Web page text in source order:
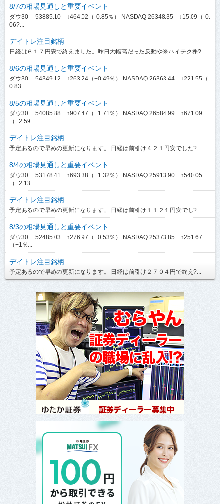
8/7の相場見通しと重要イベント
ダウ30 53885.10 ↓464.02（-0.85％） NASDAQ 26348.35 ↓15.09（-0.
06?...
デイトレ注目銘柄
日経は６１７円安で終えました。昨日大幅高だった反動や米ハイテク株?...
8/6の相場見通しと重要イベント
ダウ30 54349.12 ↑263.24（+0.49％） NASDAQ 26363.44 ↓221.55（-
0.83...
8/5の相場見通しと重要イベント
ダウ30 54085.88 ↑907.47（+1.71％） NASDAQ 26584.99 ↑671.09
（+2.59...
デイトレ注目銘柄
予定あるので早めの更新になります。 日経は前引け４２１円安でした?...
8/4の相場見通しと重要イベント
ダウ30 53178.41 ↑693.38（+1.32％） NASDAQ 25913.90 ↑540.05
（+2.13...
デイトレ注目銘柄
予定あるので早めの更新になります。 日経は前引け１１２１円安でし?...
8/3の相場見通しと重要イベント
ダウ30 52485.03 ↑276.97（+0.53％） NASDAQ 25373.85 ↑251.67
（+1％...
デイトレ注目銘柄
予定あるので早めの更新になります。 日経は前引け２７０４円で終え?...